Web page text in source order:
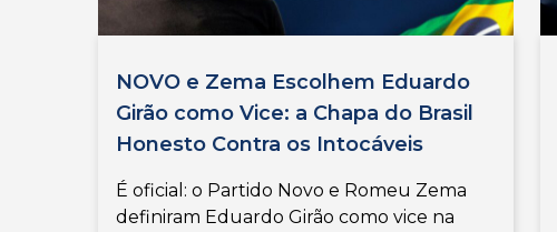
NOVO e Zema Escolhem Eduardo
Girão como Vice: a Chapa do Brasil
Honesto Contra os Intocáveis
É oficial: o Partido Novo e Romeu Zema
definiram Eduardo Girão como vice na